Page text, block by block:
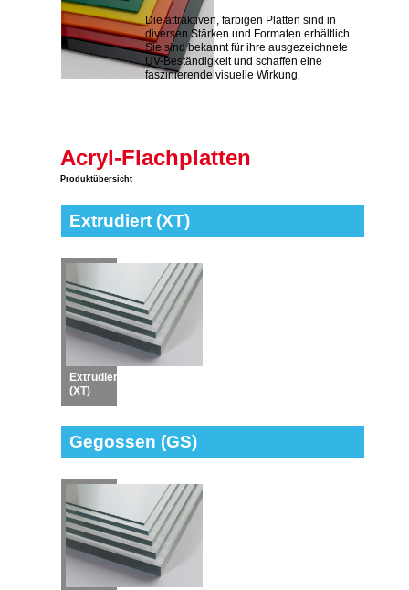
Die attraktiven, farbigen Platten sind in
diversen Stärken und Formaten erhältlich.
Sie sind bekannt für ihre ausgezeichnete
UV-Beständigkeit und schaffen eine
faszinierende visuelle Wirkung.
Acryl-Flachplatten
Produktübersicht
Extrudiert (XT)
Extrudiert
(XT)
Gegossen (GS)